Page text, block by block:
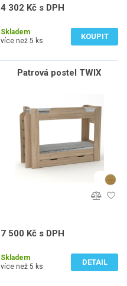
4 302 Kč s DPH
Skladem
více než 5 ks
KOUPIT
Patrová postel TWIX
7 500 Kč s DPH
Skladem
více než 5 ks
DETAIL